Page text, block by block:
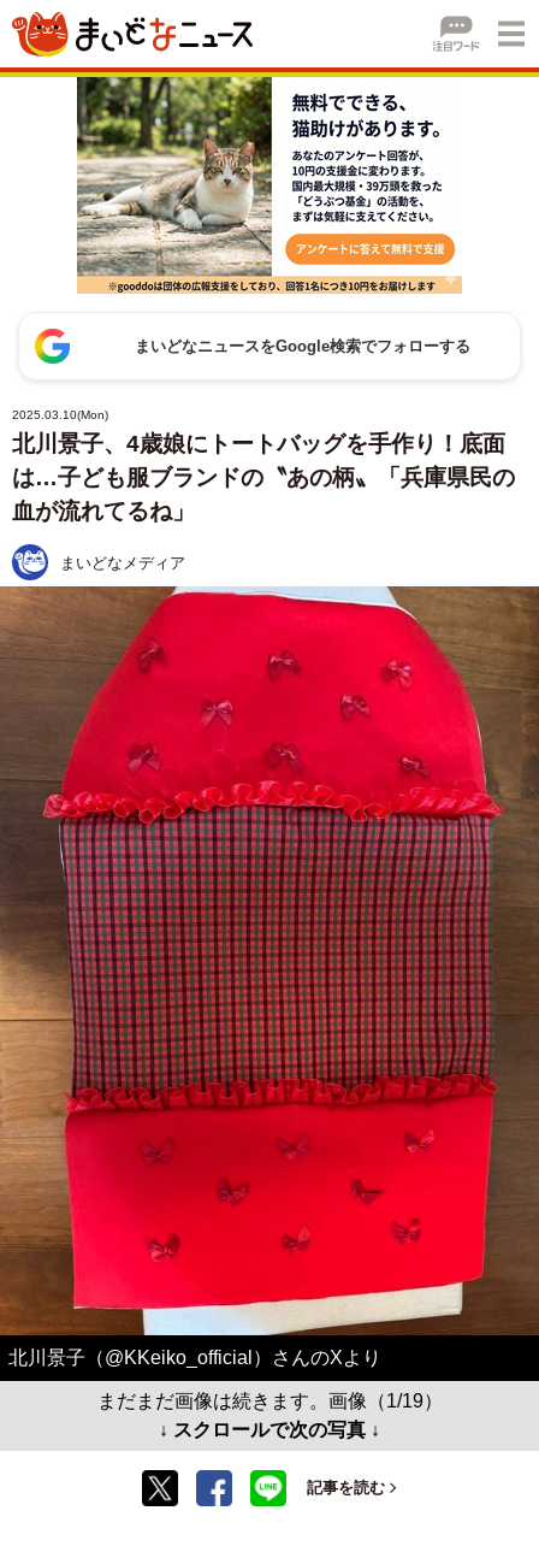
まいどなニュースをGoogle検索でフォローする
2025.03.10(Mon)
北川景子、4歳娘にトートバッグを手作り！底面
は…子ども服ブランドの〝あの柄〟「兵庫県民の
血が流れてるね」
まいどなメディア
北川景子（@KKeiko_official）さんのXより
まだまだ画像は続きます。画像（1/19）
↓ スクロールで次の写真 ↓
記事を読む